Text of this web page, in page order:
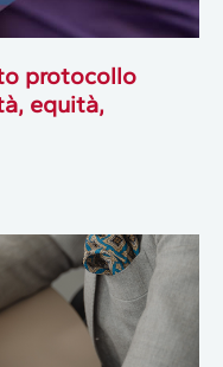
protocollo
equità,